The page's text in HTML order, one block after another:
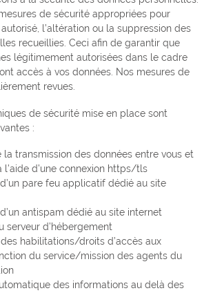
de sécurité appropriées pour
l’altération ou la suppression des
recueillies. Ceci afin de garantir que
légitimement autorisées dans le cadre
accès à vos données. Nos mesures de
revues.
de sécurité mise en place sont
:
la transmission des données entre vous et
l’aide d’une connexion https/tls
pare feu applicatif dédié au site
antispam dédié au site internet
serveur d’hébergement
habilitations/droits d’accès aux
du service/mission des agents du
des informations au delà des